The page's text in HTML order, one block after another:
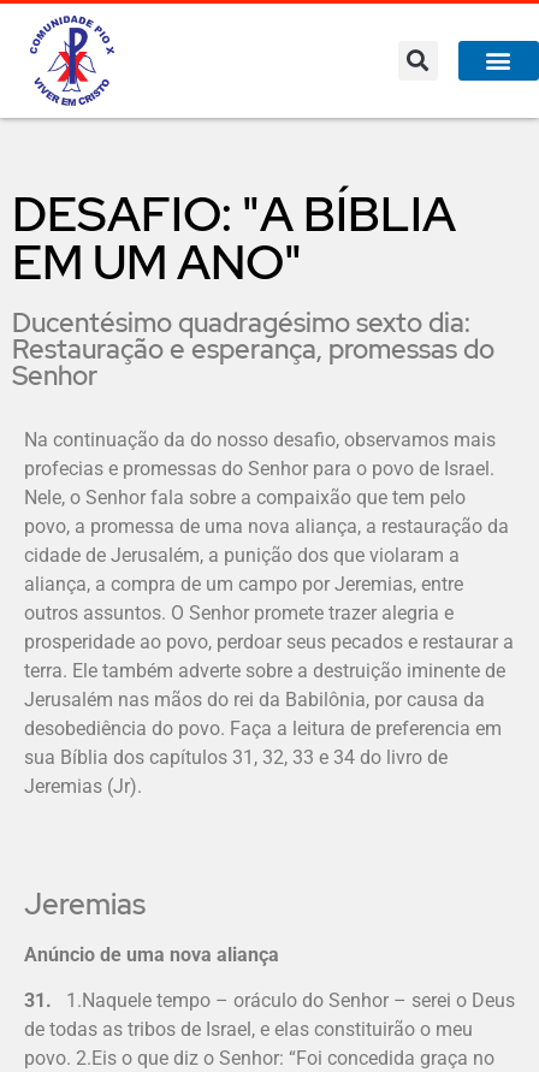
DESAFIO: "A BÍBLIA
EM UM ANO"
Ducentésimo quadragésimo sexto dia:
Restauração e esperança, promessas do
Senhor
Na continuação da do nosso desafio, observamos mais
profecias e promessas do Senhor para o povo de Israel.
Nele, o Senhor fala sobre a compaixão que tem pelo
povo, a promessa de uma nova aliança, a restauração da
cidade de Jerusalém, a punição dos que violaram a
aliança, a compra de um campo por Jeremias, entre
outros assuntos. O Senhor promete trazer alegria e
prosperidade ao povo, perdoar seus pecados e restaurar a
terra. Ele também adverte sobre a destruição iminente de
Jerusalém nas mãos do rei da Babilônia, por causa da
desobediência do povo. Faça a leitura de preferencia em
sua Bíblia dos capítulos 31, 32, 33 e 34 do livro de
Jeremias (Jr).
Jeremias
Anúncio de uma nova aliança
31. 1.Naquele tempo – oráculo do Senhor – serei o Deus
de todas as tribos de Israel, e elas constituirão o meu
povo. 2.Eis o que diz o Senhor: “Foi concedida graça no